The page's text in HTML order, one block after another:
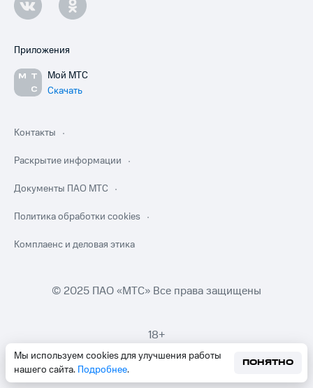
Мы используем cookies для улучшения работы
нашего сайта. Подробнее.
ПОНЯТНО
Приложения
Мой МТС
Скачать
Контакты
Раскрытие информации
Документы ПАО МТС
Политика обработки cookies
Комплаенс и деловая этика
© 2025 ПАО «МТС» Все права защищены
18+